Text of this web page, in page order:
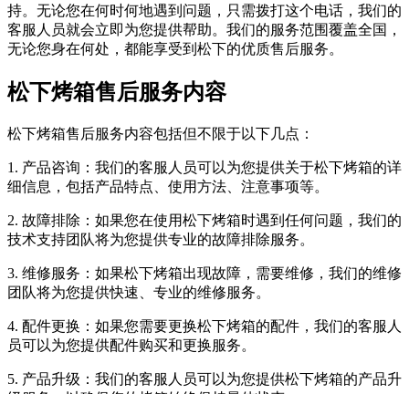
持。无论您在何时何地遇到问题，只需拨打这个电话，我们的
客服人员就会立即为您提供帮助。我们的服务范围覆盖全国，
无论您身在何处，都能享受到松下的优质售后服务。
松下烤箱售后服务内容
松下烤箱售后服务内容包括但不限于以下几点：
1. 产品咨询：我们的客服人员可以为您提供关于松下烤箱的详
细信息，包括产品特点、使用方法、注意事项等。
2. 故障排除：如果您在使用松下烤箱时遇到任何问题，我们的
技术支持团队将为您提供专业的故障排除服务。
3. 维修服务：如果松下烤箱出现故障，需要维修，我们的维修
团队将为您提供快速、专业的维修服务。
4. 配件更换：如果您需要更换松下烤箱的配件，我们的客服人
员可以为您提供配件购买和更换服务。
5. 产品升级：我们的客服人员可以为您提供松下烤箱的产品升